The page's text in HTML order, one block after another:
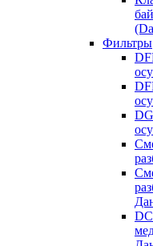
Фильтры